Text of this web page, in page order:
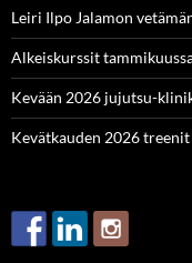
Leiri Ilpo Jalamon
Alkeiskurssit
Kevään 2026 jujutsu-
Kevätkauden 2026